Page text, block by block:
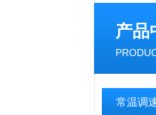
产品
常温调